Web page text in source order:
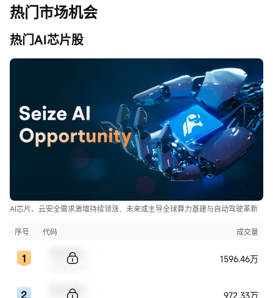
热门市场机会
热门AI芯片股
AI芯片、云安全需求激增持续领涨，未来或主导全球算力基建与自动驾驶革新
序号 代码 成交量
1596.46万
972.33万